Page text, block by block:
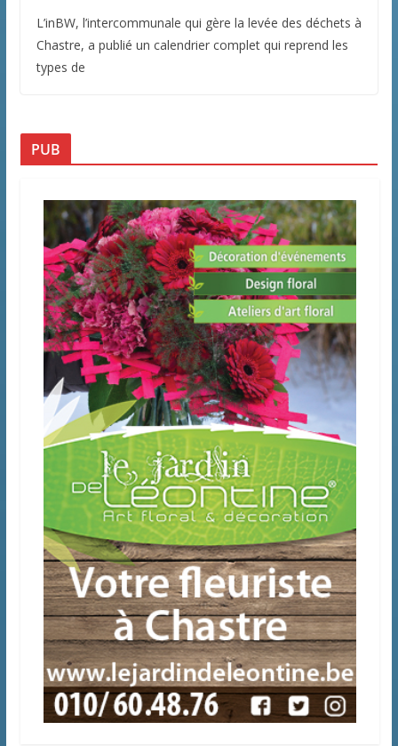
L’inBW, l’intercommunale qui gère la levée des déchets à
Chastre, a publié un calendrier complet qui reprend les
types de
PUB